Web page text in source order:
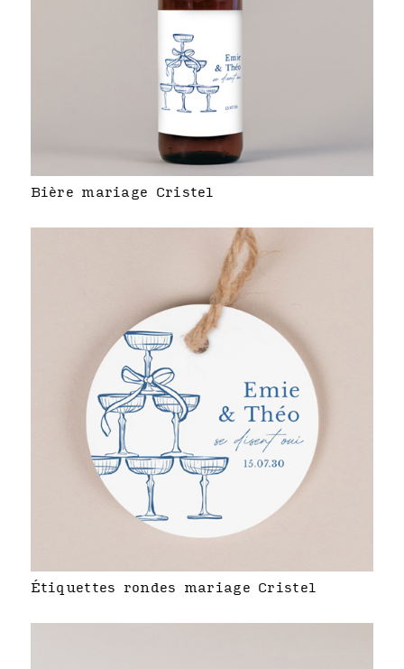
Bière mariage Cristel
Étiquettes rondes mariage Cristel